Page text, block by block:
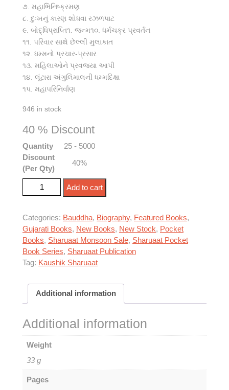
૭. મહાભિનિષ્ક્રમણ
૮. દુઃખનું કારણ શોધવા રઝળપાટ
૯. બોદ્ધિપ્રાપ્તિ૧. જન્મ૧૦. ધર્મચક્ર પ્રવર્તન
૧૧. પરિવાર સાથે છેલ્લી મુલાકાત
૧૨. ધમ્મનો પ્રચાર-પ્રસાર
૧૩. મહિલાઓને પ્રવજ્યા આપી
૧૪. લૂંટારા અંગુલિમાલની ધમ્મદિક્ષા
૧૫. મહાપરિનિર્વાણ
946 in stock
40 % Discount
Quantity
25 - 5000
Discount
(Per Qty)
40%
ભગવાન ગૌતમ બુદ્ધ - સંક્ષિપ્ત જીવન ચરિત્ર quantity
Add to cart
Categories: Bauddha, Biography, Featured Books,
Gujarati Books, New Books, New Stock, Pocket
Books, Sharuaat Monsoon Sale, Sharuaat Pocket
Book Series, Sharuaat Publication
Tag: Kaushik Sharuaat
Additional information
Additional information
Weight
33 g
Pages